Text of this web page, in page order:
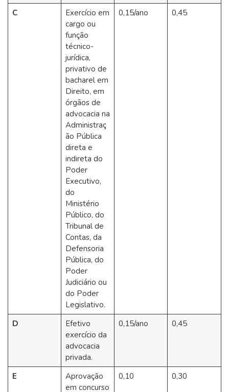
C
Exercício em
cargo ou
função
técnico-
jurídica,
privativo de
bacharel em
Direito, em
órgãos de
advocacia na
Administraç
ão Pública
direta e
indireta do
Poder
Executivo,
do
Ministério
Público, do
Tribunal de
Contas, da
Defensoria
Pública, do
Poder
Judiciário ou
do Poder
Legislativo.
0,15/ano 0,45
D
Efetivo
exercício da
advocacia
privada.
0,15/ano 0,45
E
Aprovação
em concurso
0,10 0,30